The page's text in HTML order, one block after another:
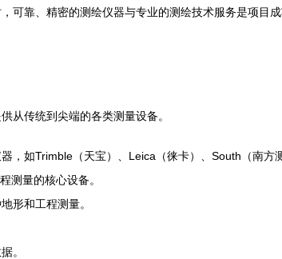
可靠、精密的测绘仪器与专业的测绘技术服务是项目
从传统到尖端的各类测量设备。
，如Trimble（天宝）、Leica（徕卡）、South（南方
测量的核心设备。
形和工程测量。
。